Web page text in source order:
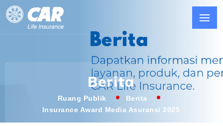
Berita
Ruang Publik
Berita
Insurance Award Media Asuransi 2025